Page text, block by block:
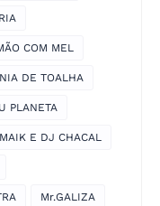
COM MEL
DE TOALHA
PLANETA
E DJ CHACAL
Mr.GALIZA